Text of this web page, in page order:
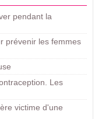
pendant la
prévenir les femmes
Les
victime d'une